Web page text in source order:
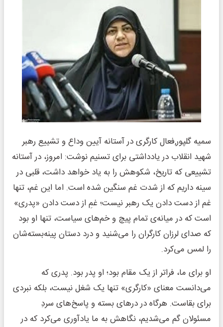
سمیه گلپور,فعال کارگری در آستانه آیین وداع و تشییع رهبر
شهید انقلاب در یادداشتی برای تسنیم نوشت: امروز، در آستانه
تشییعی که تاریخ، شکوهش را به یاد خواهد داشت، قلبی در
سینه داریم که از شدت غم سنگین شده است. اما این غم، تنها
غم از دست دادن یک رهبر نیست؛ غمِ از دست دادن «پدری»
است که در میانه‌ی تمام پیچ و خم‌های سیاست، تنها او بود
که صدای لرزان کارگران را می‌شنید و درد دستان پینه‌بسته‌شان
را لمس می‌کرد.
او برای ما، فراتر از یک مقام بود؛ او پدر بود. پدری که
می‌دانست معنای «کارگری» تنها یک شغل نیست، بلکه نبردی
برای بقاست. هرگاه در درهای بسته و پاسخ‌های سردِ
مسئولان گم می‌شدیم، نگاهش به ما یادآوری می‌کرد که در